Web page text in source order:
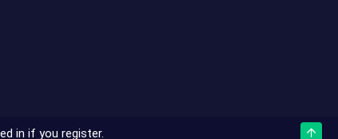
in if you register. Top